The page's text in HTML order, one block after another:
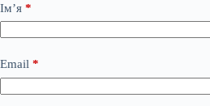
Ім’я *
Email *